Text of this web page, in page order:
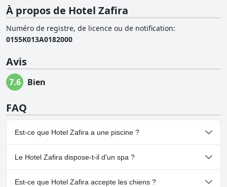
À propos de Hotel Zafira
Numéro de registre, de licence ou de notification:
0155K013A0182000
Avis
7.6 Bien
FAQ
Est-ce que Hotel Zafira a une piscine ?
Oui, Hotel Zafira dispose de piscine(s) appartenant à une ou
plusieurs des catégories suivantes : Piscine pour Enfants, Piscine
Extérieure.
Le Hotel Zafira dispose-t-il d'un spa ?
Non, il n'y a pas de spa à Hotel Zafira.
Est-ce que Hotel Zafira accepte les chiens ?